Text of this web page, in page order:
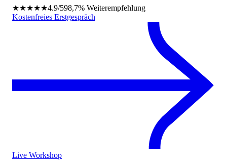
★★★★★4.9/598,7% Weiterempfehlung
Kostenfreies Erstgespräch
Live Workshop